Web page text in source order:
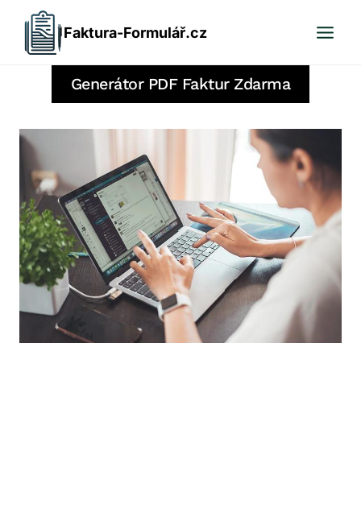
Přeskočit
obsah
Faktura-Formulář.cz
Generátor PDF Faktur Zdarma